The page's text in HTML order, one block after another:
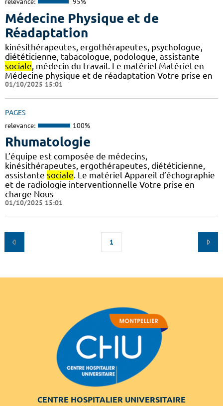
Médecine Physique et de
Réadaptation
kinésithérapeutes, ergothérapeutes, psychologue,
diététicienne, tabacologue, podologue, assistante
sociale , médecin du travail. Le matériel Matériel en
Médecine physique et de réadaptation Votre prise en
01/10/2025 15:01
PAGES
relevance: 100%
Rhumatologie
L’équipe est composée de médecins,
kinésithérapeutes, ergothérapeutes, diététicienne,
assistante sociale. Le matériel Appareil d’échographie
et de radiologie interventionnelle Votre prise en
charge Nous
01/10/2025 15:01
1
CENTRE HOSPITALIER UNIVERSITAIRE